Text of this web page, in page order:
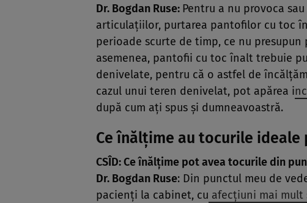
Dr. Bogdan Ruse: Pentru a nu provoca
articulaţiilor, purtarea pantofilor cu toc
perioade scurte de timp, ce nu
asemenea, pantofii cu toc înalt trebuie
denivelate, pentru că o astfel de
cazul unui teren denivelat, pot apărea i
după cum aţi spus şi dumneavoastră.
Ce înălţime au tocurile ideale
CSÎD: Ce înălţime pot avea tocurile din
Dr. Bogdan Ruse: Din punctul meu de
pacienţi la cabinet, cu afecţiuni mai mult